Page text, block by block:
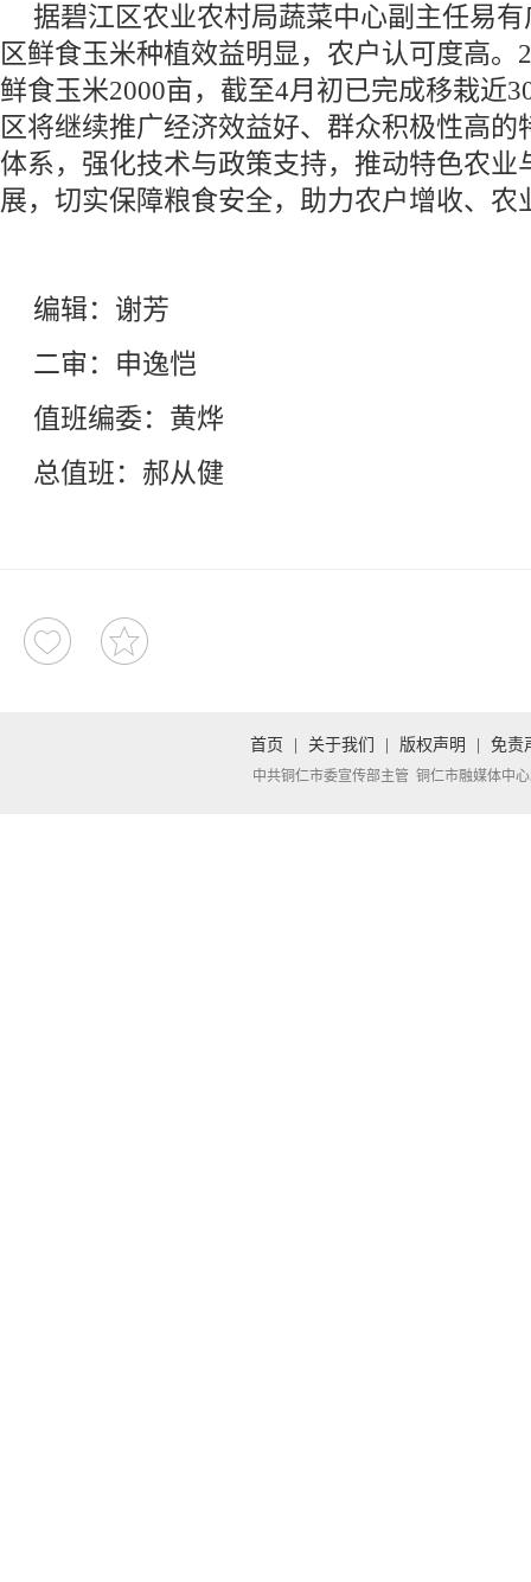
据碧江区农业农村局蔬菜中心副主任易
区鲜食玉米种植效益明显，农户认可度高。
鲜食玉米2000亩，截至4月初已完成移栽近
区将继续推广经济效益好、群众积极性高的
体系，强化技术与政策支持，推动特色农业
展，切实保障粮食安全，助力农户增收、农
编辑：谢芳
二审：申逸恺
值班编委：黄烨
总值班：郝从健
首页 关于我们 版权声明 免责
中共铜仁市委宣传部主管 铜仁市融媒体中心